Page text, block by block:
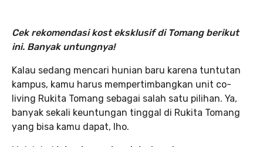
Cek rekomendasi kost eksklusif di Tomang berikut
ini. Banyak untungnya!
Kalau sedang mencari hunian baru karena tuntutan
kampus, kamu harus mempertimbangkan unit co-
living Rukita Tomang sebagai salah satu pilihan. Ya,
banyak sekali keuntungan tinggal di Rukita Tomang
yang bisa kamu dapat, lho.